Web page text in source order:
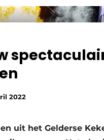
2022
uit het Gelderse